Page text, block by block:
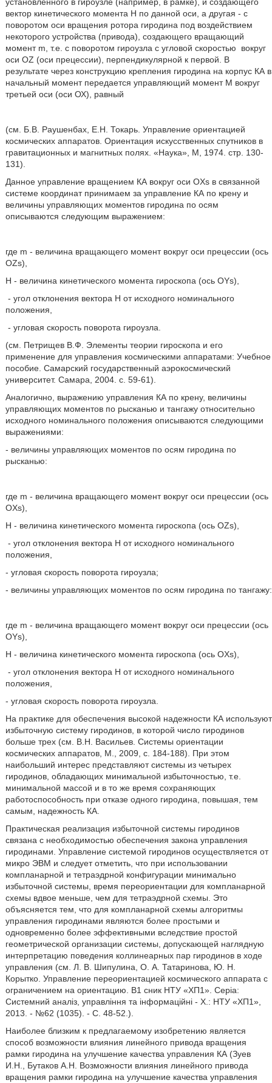
вектор кинетического момента Н по данной оси, а другая - с
поворотом оси вращения ротора гиродина под воздействием
некоторого устройства (привода), создающего вращающий
момент m, т.е. с поворотом гироузла с угловой скоростью
вокруг
оси OZ (оси прецессии), перпендикулярной к первой. В
результате через конструкцию крепления гиродина на корпус КА в
начальный момент передается управляющий момент М вокруг
третьей оси (оси ОХ), равный
(см. Б.В. Раушенбах, Е.Н. Токарь. Управление ориентацией
космических аппаратов. Ориентация искусственных спутников в
гравитационных и магнитных полях. «Наука», М, 1974. стр. 130-
131).
Данное управление вращением КА вокруг оси OXs в связанной
системе координат принимаем за управление КА по крену и
величины управляющих моментов гиродина по осям
описываются следующим выражением:
где m - величина вращающего момент вокруг оси прецессии (ось
OZs),
Н - величина кинетического момента гироскопа (ось OYs),
- угол отклонения вектора Н от исходного номинального
положения,
- угловая скорость поворота гироузла.
(см. Петрищев В.Ф. Элементы теории гироскопа и его
применение для управления космическими аппаратами: Учебное
пособие. Самарский государственный аэрокосмический
университет. Самара, 2004. с. 59-61).
Аналогично, выражению управления КА по крену, величины
управляющих моментов по рысканью и тангажу относительно
исходного номинального положения описываются следующими
выражениями:
- величины управляющих моментов по осям гиродина по
рысканью:
где m - величина вращающего момент вокруг оси прецессии (ось
OXs),
Н - величина кинетического момента гироскопа (ось OZs),
- угол отклонения вектора Н от исходного номинального
положения,
- угловая скорость поворота гироузла;
- величины управляющих моментов по осям гиродина по тангажу:
где m - величина вращающего момент вокруг оси прецессии (ось
OYs),
Н - величина кинетического момента гироскопа (ось OXs),
- угол отклонения вектора Н от исходного номинального
положения,
- угловая скорость поворота гироузла.
На практике для обеспечения высокой надежности КА используют
избыточную систему гиродинов, в которой число гиродинов
больше трех (см. В.Н. Васильев. Системы ориентации
космических аппаратов, М., 2009, с. 184-188). При этом
наибольший интерес представляют системы из четырех
гиродинов, обладающих минимальной избыточностью, т.е.
минимальной массой и в то же время сохраняющих
работоспособность при отказе одного гиродина, повышая, тем
самым, надежность КА.
Практическая реализация избыточной системы гиродинов
связана с необходимостью обеспечения закона управления
гиродинами. Управление системой гиродинов осуществляется от
микро ЭВМ и следует отметить, что при использовании
компланарной и тетраэдрной конфигурации минимально
избыточной системы, время переориентации для компланарной
схемы вдвое меньше, чем для тетраэдрной схемы. Это
объясняется тем, что для компланарной схемы алгоритмы
управления гиродинами являются более простыми и
одновременно более эффективными вследствие простой
геометрической организации системы, допускающей наглядную
интерпретацию поведения коллинеарных пар гиродинов в ходе
управления (см. Л. В. Шипулина, О. А. Татаринова, Ю. Н.
Корытко. Управление переориентацией космического аппарата с
ограничением на ориентацию. В1 сник НТУ «ХП1». Cepia:
Системний аналiз, управлiння та iнформацiйнi - X.: НТУ «ХП1»,
2013. - №62 (1035). - С. 48-52.).
Наиболее близким к предлагаемому изобретению является
способ возможности влияния линейного привода вращения
рамки гиродина на улучшение качества управления КА (Зуев
И.Н., Бутаков А.Н. Возможности влияния линейного привода
вращения рамки гиродина на улучшение качества управления